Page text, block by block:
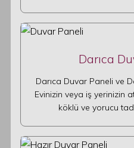
Darıca
Darıca Duvar Paneli ve
Evinizin veya iş yerinizin
köklü ve yorucu